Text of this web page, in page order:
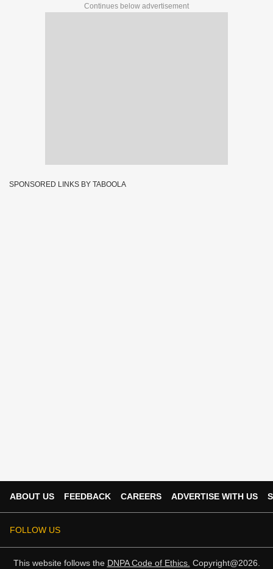
Continues below advertisement
SPONSORED LINKS BY TABOOLA
ABOUT US FEEDBACK CAREERS ADVERTISE WITH US
FOLLOW US
This website follows the DNPA Code of Ethics. Copyright@2026.